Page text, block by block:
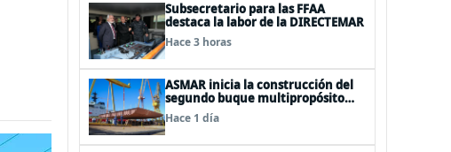
Subsecretario para las FFAA
destaca la labor de la DIRECTEMAR
Hace 3 horas
ASMAR inicia la construcción del
segundo buque multipropósito
LPD “Rapa Nui”
Hace 1 día